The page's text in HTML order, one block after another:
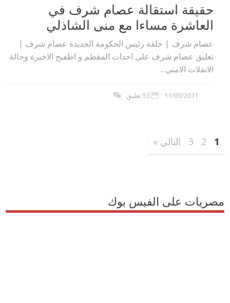
حقيقة استقالة عصام شرف في
العاشرة مساءا مع منى الشاذلي
عصام شرف | حلقة رئيس الحكومة الجديدة عصام شرف |
تعليق عصام شرف على احداث المقطم و اطفيح الاخيرة وحالة
الانفلات الامني...
11/03/2011 53 تعليق
1
2
3 التالي »
مصريات على الفيس بوك